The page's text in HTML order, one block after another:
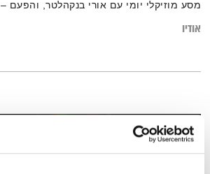
מסע מוזיקלי יומי עם אורי בנקהלטר, והפעם – נעים,רך, מגוון
אודיו